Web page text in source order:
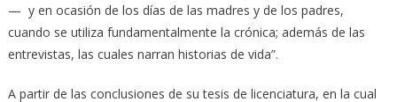
— y en ocasión de los días de las madres y de los padres,
cuando se utiliza fundamentalmente la crónica; además de las
entrevistas, las cuales narran historias de vida”.
A partir de las conclusiones de su tesis de licenciatura, en la cual